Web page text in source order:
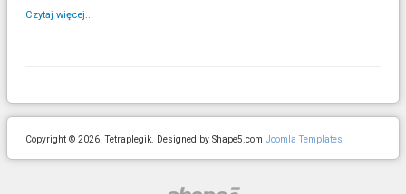
Czytaj więcej...
Copyright © 2026. Tetraplegik. Designed by Shape5.com Joomla Templates